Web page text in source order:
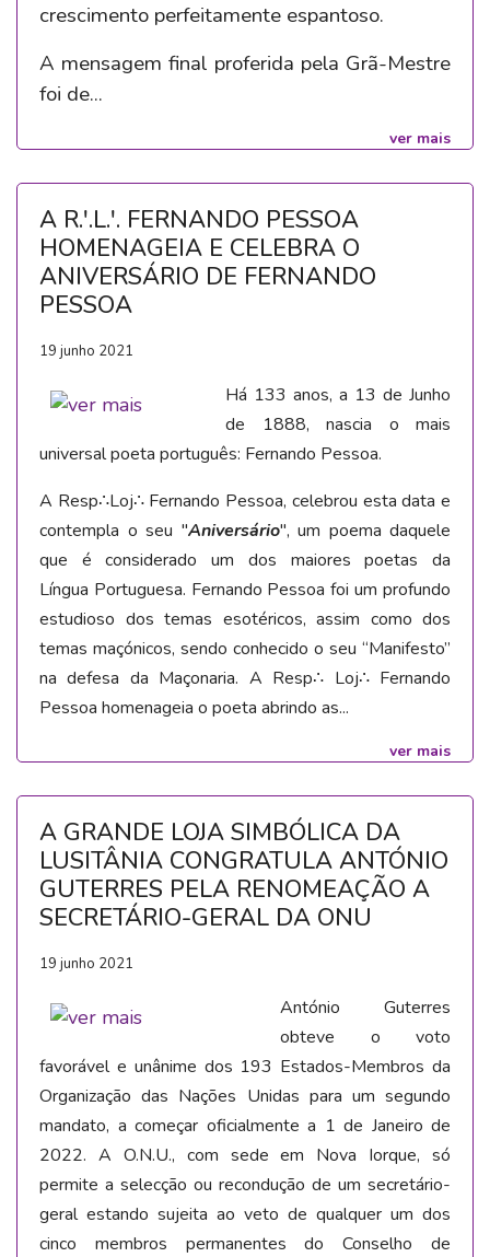
crescimento perfeitamente espantoso.
A mensagem final proferida pela Grã-Mestre
foi de...
ver mais
A R.'.L.'. FERNANDO PESSOA
HOMENAGEIA E CELEBRA O
ANIVERSÁRIO DE FERNANDO
PESSOA
19 junho 2021
Há 133 anos, a 13 de Junho
de 1888, nascia o mais
universal poeta português: Fernando Pessoa.
A Resp∴Loj∴Fernando Pessoa, celebrou esta data e
contempla o seu "Aniversário", um poema daquele
que é considerado um dos maiores poetas da
Língua Portuguesa. Fernando Pessoa foi um profundo
estudioso dos temas esotéricos, assim como dos
temas maçónicos, sendo conhecido o seu “Manifesto”
na defesa da Maçonaria. A Resp∴ Loj∴ Fernando
Pessoa homenageia o poeta abrindo as...
ver mais
A GRANDE LOJA SIMBÓLICA DA
LUSITÂNIA CONGRATULA ANTÓNIO
GUTERRES PELA RENOMEAÇÃO A
SECRETÁRIO-GERAL DA ONU
19 junho 2021
António Guterres
obteve o voto
favorável e unânime dos 193 Estados-Membros da
Organização das Nações Unidas para um segundo
mandato, a começar oficialmente a 1 de Janeiro de
2022. A O.N.U., com sede em Nova Iorque, só
permite a selecção ou recondução de um secretário-
geral estando sujeita ao veto de qualquer um dos
cinco membros permanentes do Conselho de